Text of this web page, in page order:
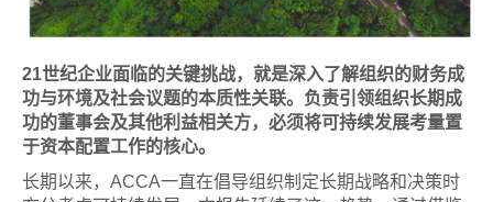
21世纪企业面临的关键挑战，就是深入了解组织的财务成
功与环境及社会议题的本质性关联。负责引领组织长期成
功的董事会及其他利益相关方，必须将可持续发展考量置
于资本配置工作的核心。
长期以来，ACCA一直在倡导组织制定长期战略和决策时